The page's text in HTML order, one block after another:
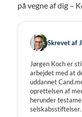
på vegne af dig –
Skrevet af
Jørgen Koch er
arbejdet med at
uddannet
oprettelsen af
herunder
selskabsstiftelser.